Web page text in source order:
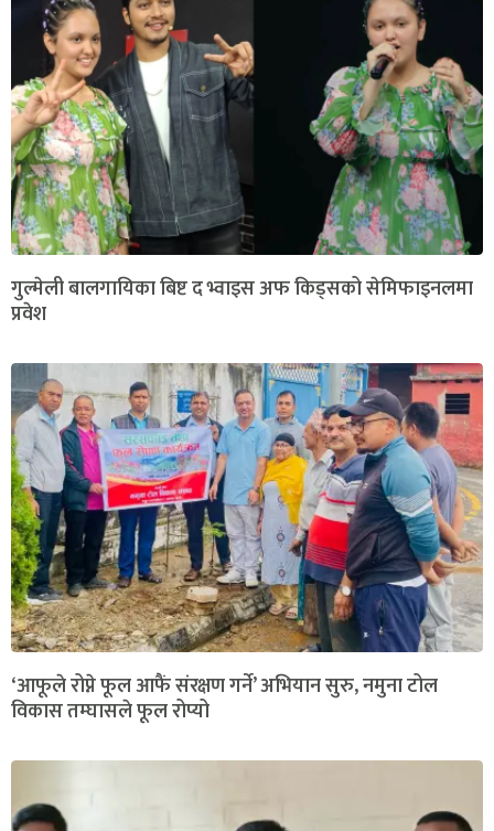
गुल्मेली बालगायिका बिष्ट द भ्वाइस अफ किड्सको सेमिफाइनलमा
प्रवेश
‘आफूले रोप्ने फूल आफैं संरक्षण गर्ने’ अभियान सुरु, नमुना टोल
विकास तम्घासले फूल रोप्यो